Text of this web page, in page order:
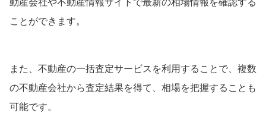
ことができます。
また、不動産の一括査定サービスを利用することで、複数
の不動産会社から査定結果を得て、相場を把握することも
可能です。